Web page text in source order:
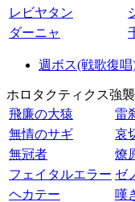
レビヤタン
ダーニャ
週ボス(戦歌復
ホロタクティクス強襲
飛廉の大猿
雷
無情のサギ
哀
無冠者
燎
フェイタルエラー ゼ
ヘカテー
嘆